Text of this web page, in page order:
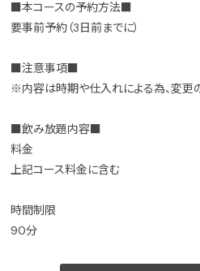
■本コースの予約方法■
要事前予約（3日前までに）
■注意事項■
※内容は時期や仕入れによる為、変更
■飲み放題内容■
料金
上記コース料金に含む
時間制限
90分